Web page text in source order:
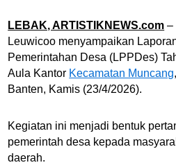
LEBAK, ARTISTIKNEWS.com –
Leuwicoo menyampaikan
Pemerintahan Desa (LPPDes)
Aula Kantor Kecamatan Muncang
Banten, Kamis (23/4/2026).
Kegiatan ini menjadi bentuk
pemerintah desa kepada
daerah.